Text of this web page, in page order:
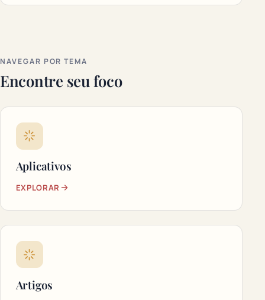
NAVEGAR POR TEMA
Encontre seu foco
Aplicativos
EXPLORAR
Artigos